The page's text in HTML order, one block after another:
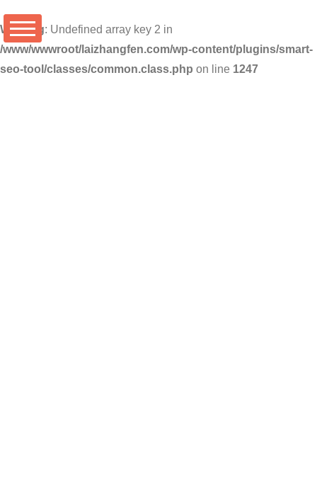
Warning: Undefined array key 2 in
/www/wwwroot/laizhangfen.com/wp-content/plugins/smart-
seo-tool/classes/common.class.php on line 1247